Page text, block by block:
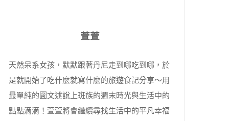
萱萱
天然呆系女孩，默默跟著丹尼走到哪吃到哪，於
是就開始了吃什麼就寫什麼的旅遊食記分享～用
最單純的圖文述說上班族的週末時光與生活中的
點點滴滴！萱萱將會繼續尋找生活中的平凡幸福